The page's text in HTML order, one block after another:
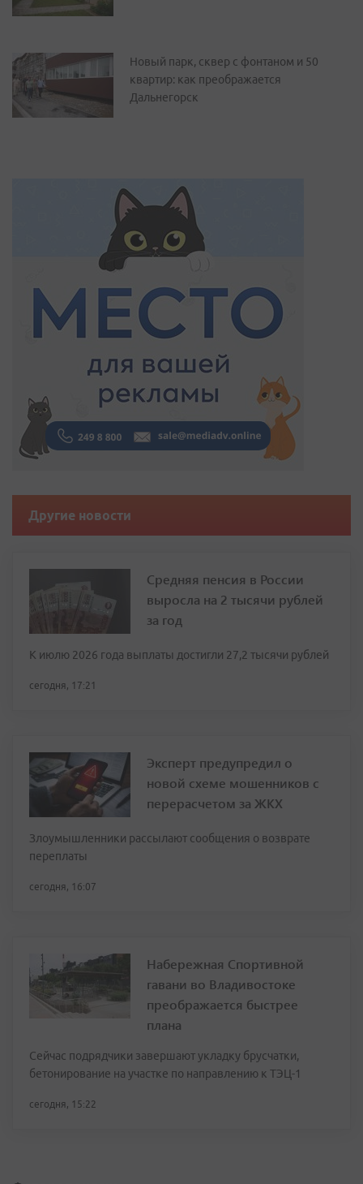
Новый парк, сквер с фонтаном и 50
квартир: как преображается
Дальнегорск
Другие новости
Средняя пенсия в России
выросла на 2 тысячи рублей
за год
К июлю 2026 года выплаты достигли 27,2 тысячи рублей
сегодня, 17:21
Эксперт предупредил о
новой схеме мошенников с
перерасчетом за ЖКХ
Злоумышленники рассылают сообщения о возврате
переплаты
сегодня, 16:07
Набережная Спортивной
гавани во Владивостоке
преображается быстрее
плана
Сейчас подрядчики завершают укладку брусчатки,
бетонирование на участке по направлению к ТЭЦ-1
сегодня, 15:22